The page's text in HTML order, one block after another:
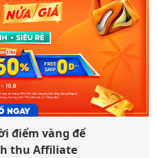
điểm vàng để
thu Affiliate